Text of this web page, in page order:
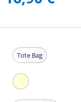
Tote Bag